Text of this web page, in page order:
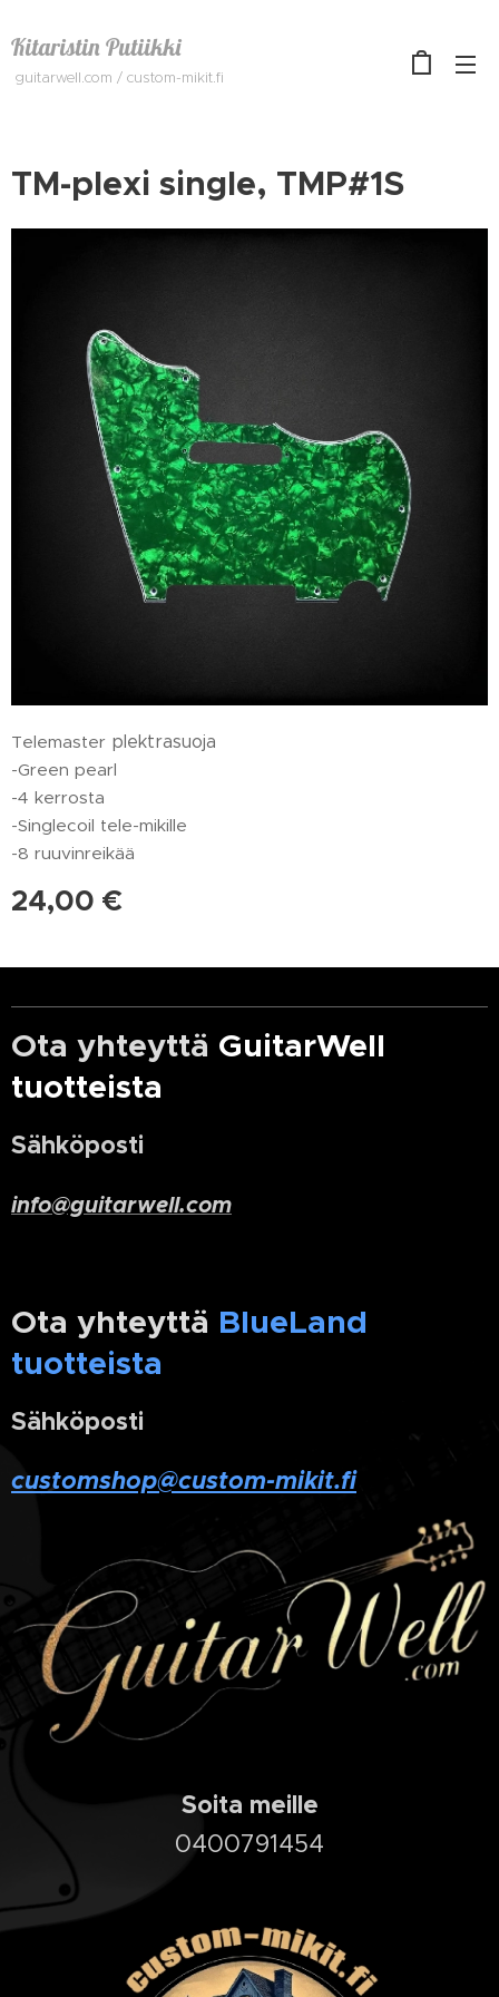
Kitaristin Putiikki
guitarwell.com / custom-mikit.fi
TM-plexi single, TMP#1S
Telemaster plektrasuoja
-Green pearl
-4 kerrosta
-Singlecoil tele-mikille
-8 ruuvinreikää
24,00 €
Ota yhteyttä GuitarWell
tuotteista
Sähköposti
info@guitarwell.com
Ota yhteyttä BlueLand
tuotteista
Sähköposti
customshop@custom-mikit.fi
Soita meille
0400791454